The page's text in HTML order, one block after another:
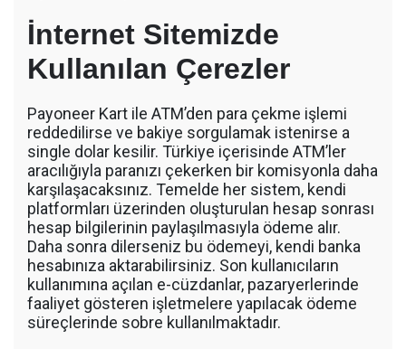
İnternet Sitemizde
Kullanılan Çerezler
Payoneer Kart ile ATM’den para çekme işlemi
reddedilirse ve bakiye sorgulamak istenirse a
single dolar kesilir. Türkiye içerisinde ATM’ler
aracılığıyla paranızı çekerken bir komisyonla daha
karşılaşacaksınız. Temelde her sistem, kendi
platformları üzerinden oluşturulan hesap sonrası
hesap bilgilerinin paylaşılmasıyla ödeme alır.
Daha sonra dilerseniz bu ödemeyi, kendi banka
hesabınıza aktarabilirsiniz. Son kullanıcıların
kullanımına açılan e-cüzdanlar, pazaryerlerinde
faaliyet gösteren işletmelere yapılacak ödeme
süreçlerinde sobre kullanılmaktadır.